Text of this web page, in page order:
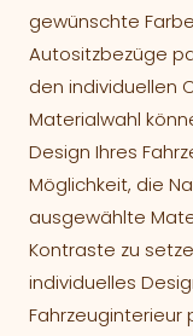
gewünschte
Autositzbezüge
den individuellen
Materialwahl
Design Ihres
Möglichkeit, die
ausgewählte
Kontraste zu
individuelles
Fahrzeuginterieur